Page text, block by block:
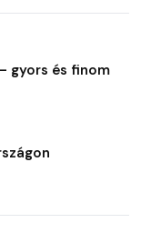
gyors és finom